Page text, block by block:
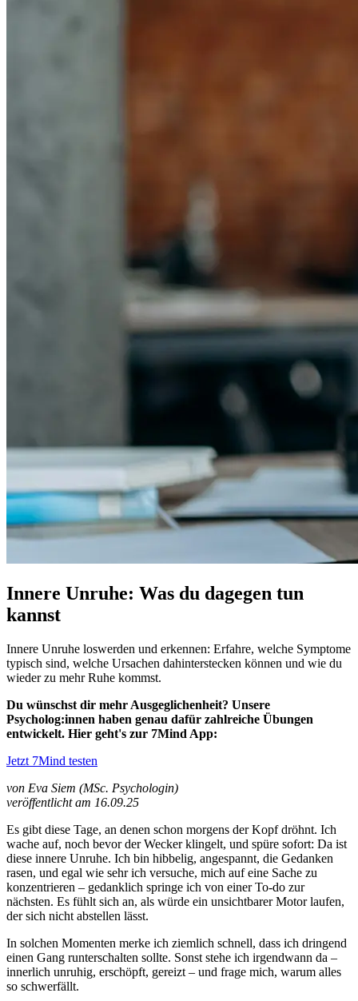
Innere Unruhe: Was du dagegen tun
kannst
Innere Unruhe loswerden und erkennen: Erfahre, welche Symptome
typisch sind, welche Ursachen dahinterstecken können und wie du
wieder zu mehr Ruhe kommst.
Du wünschst dir mehr Ausgeglichenheit? Unsere
Psycholog:innen haben genau dafür zahlreiche Übungen
entwickelt. Hier geht's zur 7Mind App:
Jetzt 7Mind testen
von Eva Siem (MSc. Psychologin)
veröffentlicht am 16.09.25
Es gibt diese Tage, an denen schon morgens der Kopf dröhnt. Ich
wache auf, noch bevor der Wecker klingelt, und spüre sofort: Da ist
diese innere Unruhe. Ich bin hibbelig, angespannt, die Gedanken
rasen, und egal wie sehr ich versuche, mich auf eine Sache zu
konzentrieren – gedanklich springe ich von einer To-do zur
nächsten. Es fühlt sich an, als würde ein unsichtbarer Motor laufen,
der sich nicht abstellen lässt.
In solchen Momenten merke ich ziemlich schnell, dass ich dringend
einen Gang runterschalten sollte. Sonst stehe ich irgendwann da –
innerlich unruhig, erschöpft, gereizt – und frage mich, warum alles
so schwerfällt.